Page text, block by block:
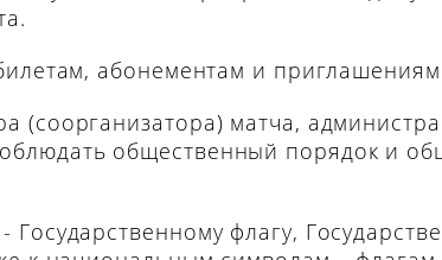
абонементам и
(соорганизатора) матча,
общественный порядок и
флагу,